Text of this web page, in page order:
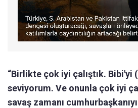
“Birlikte çok iyi çalıştık. Bibi'yi
seviyorum. Ve onunla çok iyi
savaş zamanı